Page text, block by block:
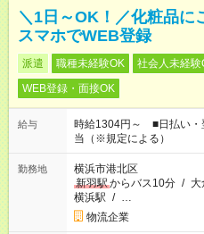
＼1日～OK！／化粧品に
スマホでWEB登録
派遣 職種未経験OK 社会人未経験
WEB登録・面接OK
給与
時給1304円～ ■日払い・
当（※規定による）
勤務地
横浜市港北区
新羽駅からバス10分 /
横浜駅 / …
物流企業